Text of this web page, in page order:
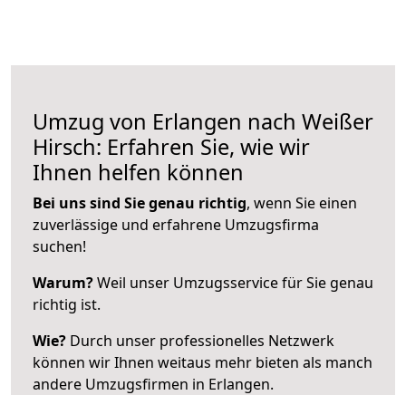
Umzug von Erlangen nach Weißer
Hirsch: Erfahren Sie, wie wir
Ihnen helfen können
Bei uns sind Sie genau richtig, wenn Sie einen
zuverlässige und erfahrene Umzugsfirma
suchen!
Warum?Weil unser Umzugsservice für Sie genau
richtig ist.
Wie? Durch unser professionelles Netzwerk
können wir Ihnen weitaus mehr bieten als manch
andere Umzugsfirmen in Erlangen.